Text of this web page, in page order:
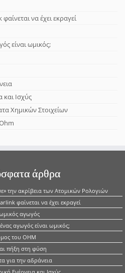
να έχει εκραγεί
είναι ωμικός;
και Ισχύς
Χημικών Στοιχείων
άρθρα
την ακρίβεια των Ατομικών Ρολογιών
φαίνεται να έχει εκραγεί
αγωγός
αγωγός είναι ωμικός;
του OHM
πήξη στη φύση
για την αδράνεια